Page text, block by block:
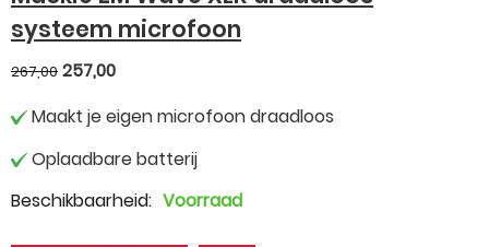
systeem microfoon
267,00 257,00
Maakt je eigen microfoon draadloos
Oplaadbare batterij
Beschikbaarheid: Voorraad